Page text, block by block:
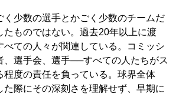
少数の選手とかごく少数のチームだ
たものではない。過去20年以上に渡
べての人々が関連している。コミッシ
、選手会、選手──すべての人たちがス
程度の責任を負っている。球界全体
た際にその深刻さを理解せず、早期に